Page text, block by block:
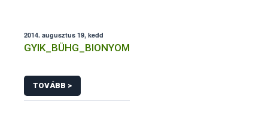
2014. augusztus 19, kedd
GYIK_BÜHG_BIONYOM
TOVÁBB >